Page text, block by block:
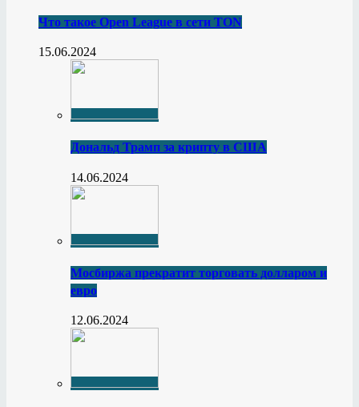
Что такое Open League в сети TON
15.06.2024
Дональд Трамп за крипту в США
14.06.2024
Мосбиржа прекратит торговать долларом и
евро
12.06.2024